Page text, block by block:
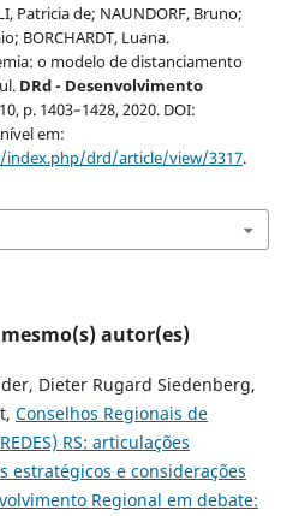
Patricia de; NAUNDORF, Bruno;
BORCHARDT, Luana.
o modelo de distanciamento
DRd - Desenvolvimento
p. 1403–1428, 2020. DOI:
em:
drd/article/view/3317.
autor(es)
Dieter Rugard Siedenberg,
Conselhos Regionais de
RS: articulações
estratégicos e considerações
Regional em debate: